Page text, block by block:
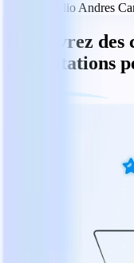
Julio Andres
Découvrez
présentations